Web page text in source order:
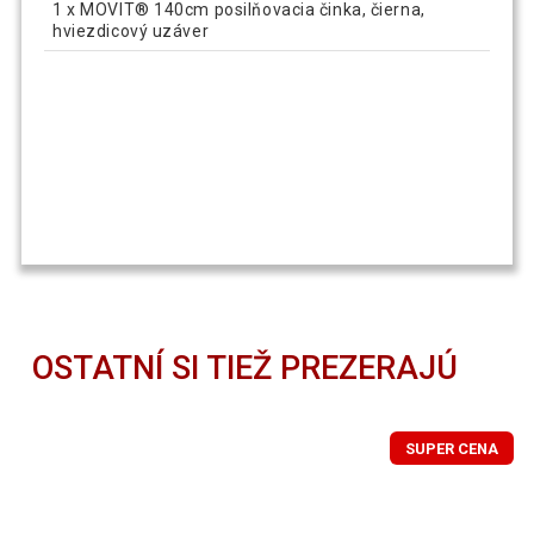
1 x MOVIT® 140cm posilňovacia činka, čierna,
hviezdicový uzáver
OSTATNÍ SI TIEŽ PREZERAJÚ
SUPER CENA